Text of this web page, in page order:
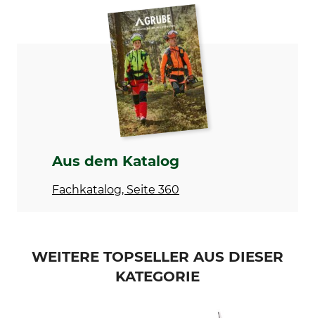
Produkttyp
Schleifscheibe
Modellbezeichnung
Aus dem Katalog
Fachkatalog, Seite 360
WEITERE TOPSELLER AUS DIESER
KATEGORIE